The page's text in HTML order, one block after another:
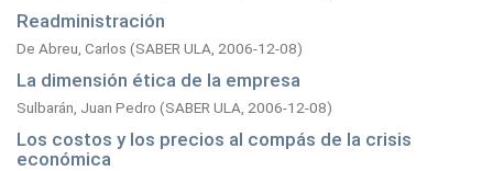
Readministración
De Abreu, Carlos (SABER ULA, 2006-12-08)
La dimensión ética de la empresa
Sulbarán, Juan Pedro (SABER ULA, 2006-12-08)
Los costos y los precios al compás de la crisis
económica